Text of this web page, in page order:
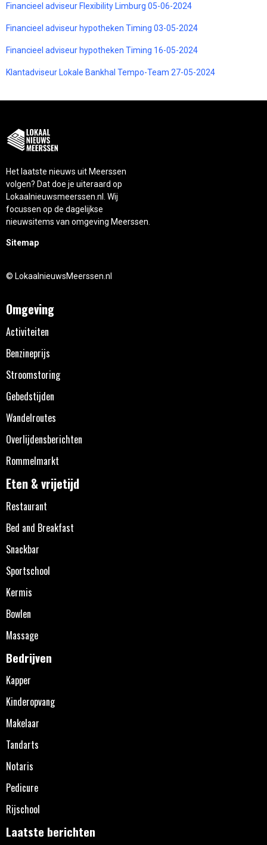
Financieel adviseur Flexibility Limburg 05-06-2024
Financieel adviseur hypotheken Timing 03-05-2024
Financieel adviseur hypotheken Timing 16-05-2024
Klantadviseur Lokale Bankhal Tempo-Team 27-05-2024
Het laatste nieuws uit Meerssen
volgen? Dat doe je uiteraard op
Lokaalnieuwsmeerssen.nl. Wij
focussen op de dagelijkse
nieuwsitems van omgeving Meerssen.
Sitemap
© LokaalnieuwsMeerssen.nl
Omgeving
Activiteiten
Benzineprijs
Stroomstoring
Gebedstijden
Wandelroutes
Overlijdensberichten
Rommelmarkt
Eten & vrijetijd
Restaurant
Bed and Breakfast
Snackbar
Sportschool
Kermis
Bowlen
Massage
Bedrijven
Kapper
Kinderopvang
Makelaar
Tandarts
Notaris
Pedicure
Rijschool
Laatste berichten